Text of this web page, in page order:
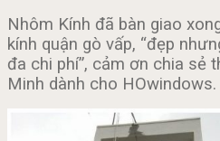
Nhôm Kính đã bàn giao
kính quận gò vấp, “đẹp
đa chi phí”, cảm ơn chia sẻ
Minh dành cho HOwindows.